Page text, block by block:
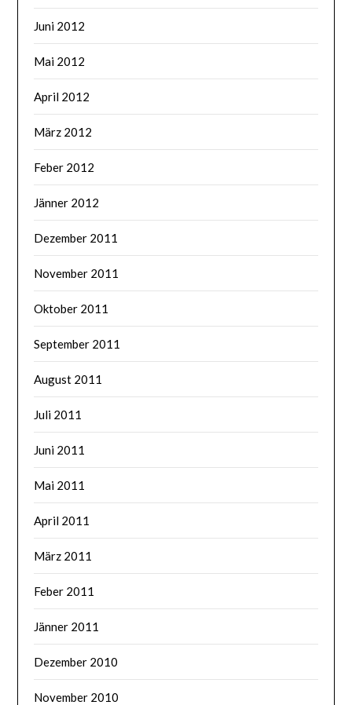
Juni 2012
Mai 2012
April 2012
März 2012
Feber 2012
Jänner 2012
Dezember 2011
November 2011
Oktober 2011
September 2011
August 2011
Juli 2011
Juni 2011
Mai 2011
April 2011
März 2011
Feber 2011
Jänner 2011
Dezember 2010
November 2010